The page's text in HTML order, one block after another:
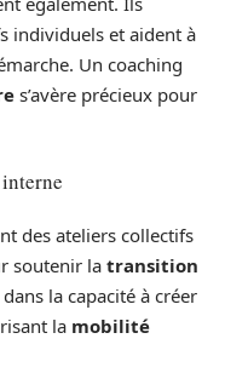
individuels et aident à
Un coaching
s’avère précieux pour
des ateliers collectifs
soutenir la transition
la capacité à créer
la mobilité